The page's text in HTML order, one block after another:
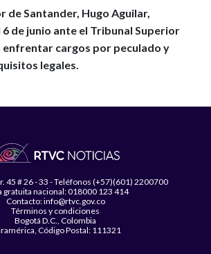
de Santander, Hugo Aguilar,
de junio ante el Tribunal Superior
enfrentar cargos por peculado y
legales.
45 # 26 - 33 - Teléfonos (+57)(601) 2200700
gratuita nacional: 018000 123 414
Contacto: info@rtvc.gov.co
Términos y condiciones
Bogotá D.C., Colombia
Código Postal: 111321